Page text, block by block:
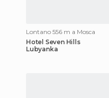
Lontano 556 m a Mosca
Hotel Seven Hills
Lubyanka